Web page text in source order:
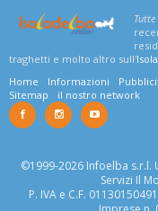
traghetti e molto altro sull'
Home
Informazioni
Sitemap
il nostro network
©1999-2026 Infoelba s.r.l.
Servizi Il
P. IVA e C.F.